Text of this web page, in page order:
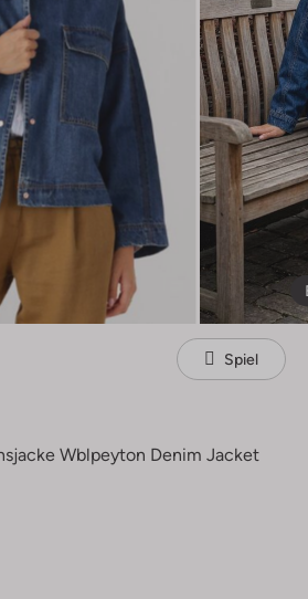
Spiel
Wblpeyton Denim Jacket